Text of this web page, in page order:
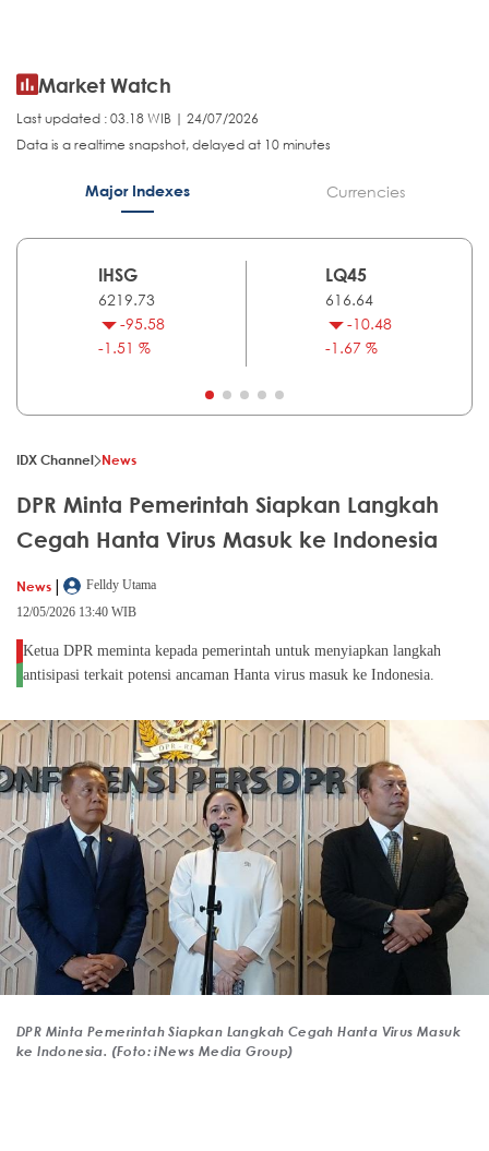
Market Watch
Last updated : 03.18 WIB | 24/07/2026
Data is a realtime snapshot, delayed at 10 minutes
Major Indexes Currencies
IHSG
6219.73
-95.58
-1.51 %
LQ45
616.64
-10.48
-1.67 %
IDX Channel News
DPR Minta Pemerintah Siapkan Langkah
Cegah Hanta Virus Masuk ke Indonesia
News |
Felldy Utama
12/05/2026 13:40 WIB
Ketua DPR meminta kepada pemerintah untuk menyiapkan langkah
antisipasi terkait potensi ancaman Hanta virus masuk ke Indonesia.
DPR Minta Pemerintah Siapkan Langkah Cegah Hanta Virus Masuk
ke Indonesia. (Foto: iNews Media Group)